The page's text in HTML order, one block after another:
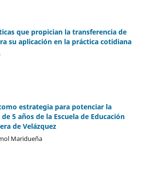
que propician la transferencia de
su aplicación en la práctica cotidiana
estrategia para potenciar la
5 años de la Escuela de Educación
de Velázquez
Maridueña